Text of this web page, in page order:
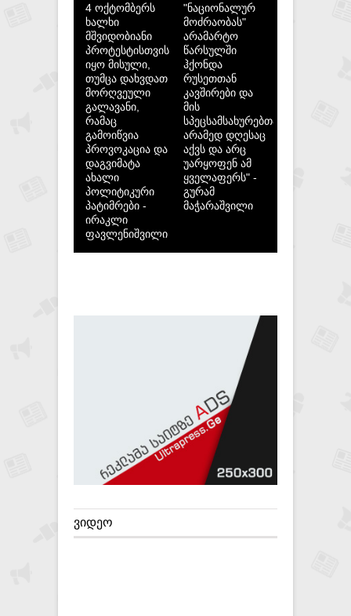
4 ოქტომბერს
ხალხი
მშვიდობიანი
პროტესტისთვის
იყო მისული,
თუმცა დახვდათ
მორღვეული
გალავანი,
რამაც
გამოიწვია
პროვოკაცია და
დაგვიმატა
ახალი
პოლიტიკური
პატიმრები -
ირაკლი
ფავლენიშვილი
"ნაციონალურ
მოძრაობას"
არამარტო
წარსულში
ჰქონდა
რუსეთთან
კავშირები და
მის
სპეცსამსახურებთან,
არამედ დღესაც
აქვს და არც
უარყოფენ ამ
ყველაფერს" -
გურამ
მაჭარაშვილი
ᲕᲘᲓᲔᲝ